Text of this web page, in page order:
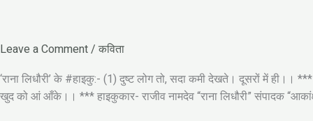
Leave a Comment/ कविता
‘राना लिधौरी’ के #हाइकु:- (1) दुष्ट लोग तो, सदा कमी देखते। दूसरों में
खुद को आं आँके।। *** हाइकुकार- राजीव नामदेव “राना लिधौरी” संपादक